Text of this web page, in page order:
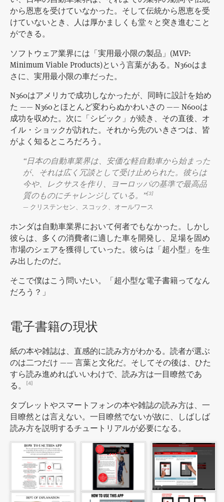
から恩恵を受けていなかった。そして伝統から恩恵を受
けていないとき、人は厚かましくも堂々と突き進むこと
ができる。
ソフトウェア業界には「実用最小限の製品」(MVP:
Minimum Viable Products)という言葉がある。N360はま
さに、実用最小限の車だった。
N360はアメリカで成功しなかったが、同時に設計を始め
た —— N360とほとんど変わらぬかわいさの —— N600は
成功を収めた。次に「シビック」が続き、その直後、オ
イル・ショックが訪れた。それから先のいきさつは、皆
がよく知るところだろう。
“日本の自動車業界は、安価な軽自動車から始まった
が、それは広く冗談として受け止められた。彼らは
今や、レクサスを作り、ヨーロッパの基準で最高品
質のものにチャレンジしている。”[3]
— クリステンセン、スコック、オールワース
ホンダは自動車業界において何者でもなかった。しかし
彼らは、多くの消費者に適した車を開発し、足場を固め
市場のシェアを獲得していった。彼らは「超小型」を生
み出したのだ。
そこで僕はこう問いたい。「超小型な電子書籍ってなん
だろう？」
電子書籍の現状
紙の本や雑誌は、直感的に読み方がわかる。読者が選ぶ
のは二つだけ —— 言葉と文化だ。そしてその後は、ひた
すら読み進めればいいわけで、読み方は一目瞭然であ
る。
[4]
タブレットやスマートフォンの本や雑誌の読み方は、一
目瞭然とは言えない。一目瞭然でないが故に、しばしば
読み方を説明するチュートリアルが必要になる。